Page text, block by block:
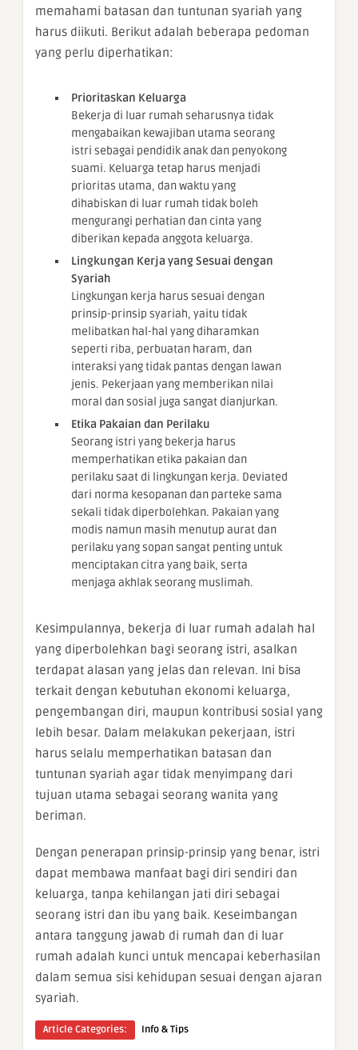
memahami batasan dan tuntunan syariah yang
harus diikuti. Berikut adalah beberapa pedoman
yang perlu diperhatikan:
Prioritaskan Keluarga
Bekerja di luar rumah seharusnya tidak
mengabaikan kewajiban utama seorang
istri sebagai pendidik anak dan penyokong
suami. Keluarga tetap harus menjadi
prioritas utama, dan waktu yang
dihabiskan di luar rumah tidak boleh
mengurangi perhatian dan cinta yang
diberikan kepada anggota keluarga.
Lingkungan Kerja yang Sesuai dengan
Syariah
Lingkungan kerja harus sesuai dengan
prinsip-prinsip syariah, yaitu tidak
melibatkan hal-hal yang diharamkan
seperti riba, perbuatan haram, dan
interaksi yang tidak pantas dengan lawan
jenis. Pekerjaan yang memberikan nilai
moral dan sosial juga sangat dianjurkan.
Etika Pakaian dan Perilaku
Seorang istri yang bekerja harus
memperhatikan etika pakaian dan
perilaku saat di lingkungan kerja. Deviated
dari norma kesopanan dan parteke sama
sekali tidak diperbolehkan. Pakaian yang
modis namun masih menutup aurat dan
perilaku yang sopan sangat penting untuk
menciptakan citra yang baik, serta
menjaga akhlak seorang muslimah.
Kesimpulannya, bekerja di luar rumah adalah hal
yang diperbolehkan bagi seorang istri, asalkan
terdapat alasan yang jelas dan relevan. Ini bisa
terkait dengan kebutuhan ekonomi keluarga,
pengembangan diri, maupun kontribusi sosial yang
lebih besar. Dalam melakukan pekerjaan, istri
harus selalu memperhatikan batasan dan
tuntunan syariah agar tidak menyimpang dari
tujuan utama sebagai seorang wanita yang
beriman.
Dengan penerapan prinsip-prinsip yang benar, istri
dapat membawa manfaat bagi diri sendiri dan
keluarga, tanpa kehilangan jati diri sebagai
seorang istri dan ibu yang baik. Keseimbangan
antara tanggung jawab di rumah dan di luar
rumah adalah kunci untuk mencapai keberhasilan
dalam semua sisi kehidupan sesuai dengan ajaran
syariah.
Article Categories: Info & Tips